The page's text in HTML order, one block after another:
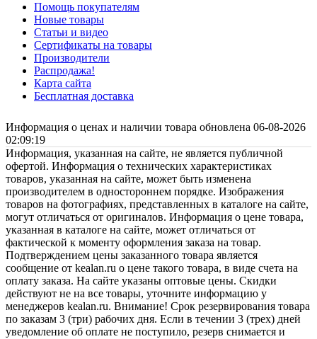
Помощь покупателям
Новые товары
Статьи и видео
Сертификаты на товары
Производители
Распродажа!
Карта сайта
Бесплатная доставка
Информация о ценах и наличии товара обновлена 06-08-2026
02:09:19
Информация, указанная на сайте, не является публичной
офертой. Информация о технических характеристиках
товаров, указанная на сайте, может быть изменена
производителем в одностороннем порядке. Изображения
товаров на фотографиях, представленных в каталоге на сайте,
могут отличаться от оригиналов. Информация о цене товара,
указанная в каталоге на сайте, может отличаться от
фактической к моменту оформления заказа на товар.
Подтверждением цены заказанного товара является
сообщение от kealan.ru о цене такого товара, в виде счета на
оплату заказа. На сайте указаны оптовые цены. Скидки
действуют не на все товары, уточните информацию у
менеджеров kealan.ru. Внимание! Срок резервирования товара
по заказам 3 (три) рабочих дня. Если в течении 3 (трех) дней
уведомление об оплате не поступило, резерв снимается и